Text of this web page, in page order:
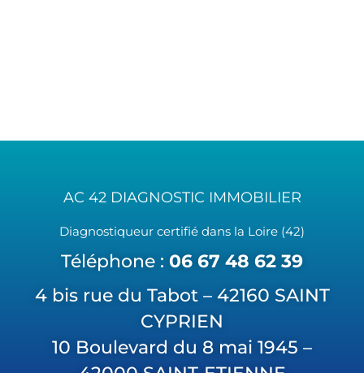
AC 42 DIAGNOSTIC IMMOBILIER
Diagnostiqueur certifié dans la Loire (42)
Téléphone : 06 67 48 62 39
4 bis rue du Tabot – 42160 SAINT
CYPRIEN
10 Boulevard du 8 mai 1945 –